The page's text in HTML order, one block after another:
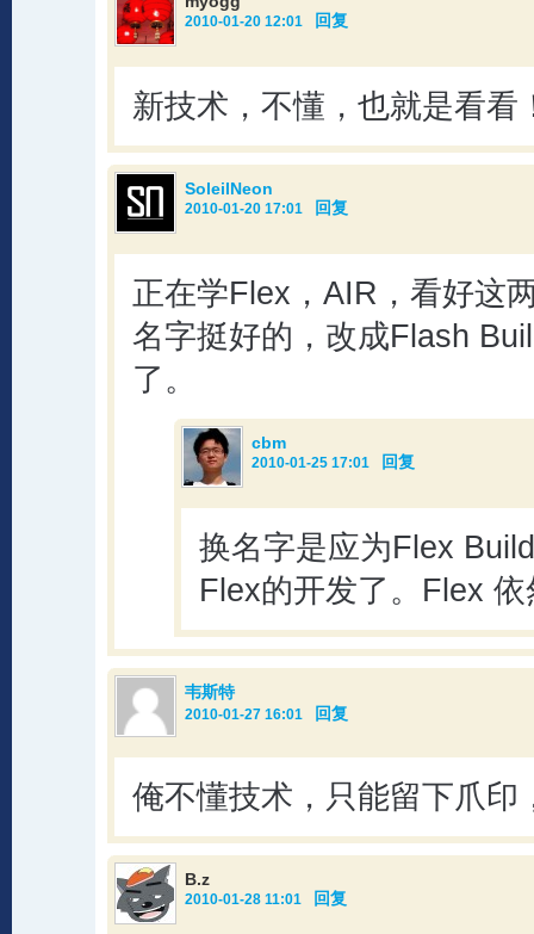
2010-01-20 12:01 回复
新技术，不懂，也就是看看
SoleilNeon
2010-01-20 17:01 回复
正在学Flex，AIR，看好这
名字挺好的，改成Flash
了。
cbm
2010-01-25 17:01 回复
换名字是应为Flex
Flex的开发了。Flex
韦斯特
2010-01-27 16:01 回复
俺不懂技术，只能留下爪印
B.z
2010-01-28 11:01 回复